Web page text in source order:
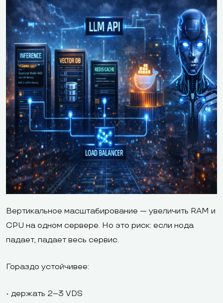
Вертикальное масштабирование — увеличить RAM и
CPU на одном сервере. Но это риск: если нода
падает, падает весь сервис.
Гораздо устойчивее:
• держать 2–3 VDS